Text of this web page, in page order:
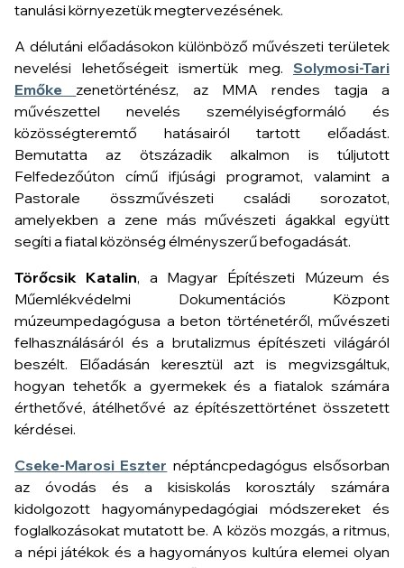
tanulási környezetük megtervezésének.
A délutáni előadásokon különböző művészeti területek
nevelési lehetőségeit ismertük meg. Solymosi-Tari
Emőke zenetörténész, az MMA rendes tagja a
művészettel nevelés személyiségformáló és
közösségteremtő hatásairól tartott előadást.
Bemutatta az ötszázadik alkalmon is túljutott
Felfedezőúton című ifjúsági programot, valamint a
Pastorale összművészeti családi sorozatot,
amelyekben a zene más művészeti ágakkal együtt
segíti a fiatal közönség élményszerű befogadását.
Törőcsik Katalin, a Magyar Építészeti Múzeum és
Műemlékvédelmi Dokumentációs Központ
múzeumpedagógusa a beton történetéről, művészeti
felhasználásáról és a brutalizmus építészeti világáról
beszélt. Előadásán keresztül azt is megvizsgáltuk,
hogyan tehetők a gyermekek és a fiatalok számára
érthetővé, átélhetővé az építészettörténet összetett
kérdései.
Cseke-Marosi Eszter néptáncpedagógus elsősorban
az óvodás és a kisiskolás korosztály számára
kidolgozott hagyománypedagógiai módszereket és
foglalkozásokat mutatott be. A közös mozgás, a ritmus,
a népi játékok és a hagyományos kultúra elemei olyan